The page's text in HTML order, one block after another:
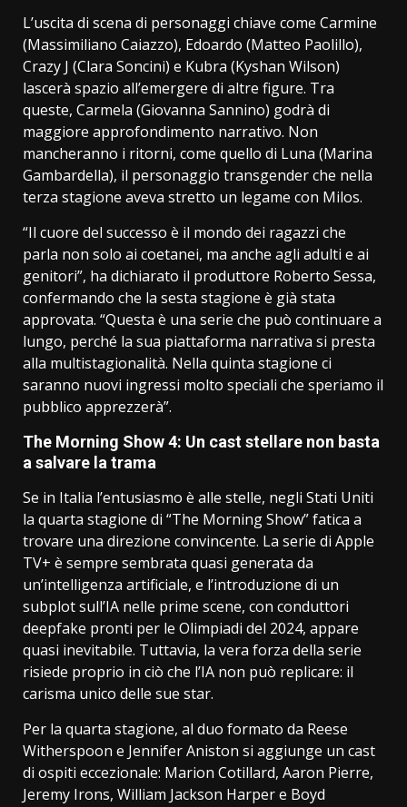
L’uscita di scena di personaggi chiave come Carmine
(Massimiliano Caiazzo), Edoardo (Matteo Paolillo),
Crazy J (Clara Soncini) e Kubra (Kyshan Wilson)
lascerà spazio all’emergere di altre figure. Tra
queste, Carmela (Giovanna Sannino) godrà di
maggiore approfondimento narrativo. Non
mancheranno i ritorni, come quello di Luna (Marina
Gambardella), il personaggio transgender che nella
terza stagione aveva stretto un legame con Milos.
“Il cuore del successo è il mondo dei ragazzi che
parla non solo ai coetanei, ma anche agli adulti e ai
genitori”, ha dichiarato il produttore Roberto Sessa,
confermando che la sesta stagione è già stata
approvata. “Questa è una serie che può continuare a
lungo, perché la sua piattaforma narrativa si presta
alla multistagionalità. Nella quinta stagione ci
saranno nuovi ingressi molto speciali che speriamo il
pubblico apprezzerà”.
The Morning Show 4: Un cast stellare non basta
a salvare la trama
Se in Italia l’entusiasmo è alle stelle, negli Stati Uniti
la quarta stagione di “The Morning Show” fatica a
trovare una direzione convincente. La serie di Apple
TV+ è sempre sembrata quasi generata da
un’intelligenza artificiale, e l’introduzione di un
subplot sull’IA nelle prime scene, con conduttori
deepfake pronti per le Olimpiadi del 2024, appare
quasi inevitabile. Tuttavia, la vera forza della serie
risiede proprio in ciò che l’IA non può replicare: il
carisma unico delle sue star.
Per la quarta stagione, al duo formato da Reese
Witherspoon e Jennifer Aniston si aggiunge un cast
di ospiti eccezionale: Marion Cotillard, Aaron Pierre,
Jeremy Irons, William Jackson Harper e Boyd